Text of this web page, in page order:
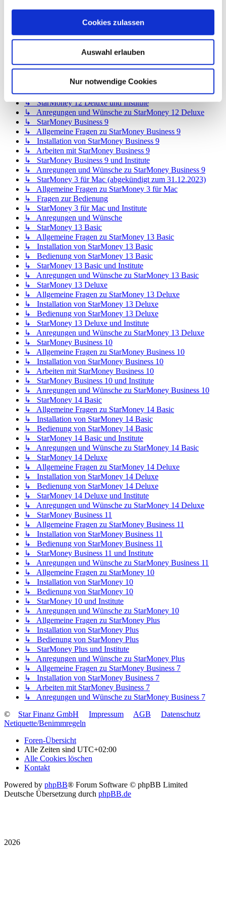
Cookies zulassen
Auswahl erlauben
Nur notwendige Cookies
↳ Installation von StarMoney 12 Basic
↳ Bedienung von StarMoney 12 Basic
↳ Anregungen und Wünsche zu StarMoney 12 Basic
↳ StarMoney 12 Deluxe
↳ Installation von StarMoney 12 Deluxe
↳ Bedienung von StarMoney 12 Deluxe
↳ StarMoney 12 Deluxe und Institute
↳ Anregungen und Wünsche zu StarMoney 12 Deluxe
↳ StarMoney Business 9
↳ Allgemeine Fragen zu StarMoney Business 9
↳ Installation von StarMoney Business 9
↳ Arbeiten mit StarMoney Business 9
↳ StarMoney Business 9 und Institute
↳ Anregungen und Wünsche zu StarMoney Business 9
↳ StarMoney 3 für Mac (abgekündigt zum 31.12.2023)
↳ Allgemeine Fragen zu StarMoney 3 für Mac
↳ Fragen zur Bedienung
↳ StarMoney 3 für Mac und Institute
↳ Anregungen und Wünsche
↳ StarMoney 13 Basic
↳ Allgemeine Fragen zu StarMoney 13 Basic
↳ Installation von StarMoney 13 Basic
↳ Bedienung von StarMoney 13 Basic
↳ StarMoney 13 Basic und Institute
↳ Anregungen und Wünsche zu StarMoney 13 Basic
↳ StarMoney 13 Deluxe
↳ Allgemeine Fragen zu StarMoney 13 Deluxe
↳ Installation von StarMoney 13 Deluxe
↳ Bedienung von StarMoney 13 Deluxe
↳ StarMoney 13 Deluxe und Institute
↳ Anregungen und Wünsche zu StarMoney 13 Deluxe
↳ StarMoney Business 10
↳ Allgemeine Fragen zu StarMoney Business 10
↳ Installation von StarMoney Business 10
↳ Arbeiten mit StarMoney Business 10
↳ StarMoney Business 10 und Institute
↳ Anregungen und Wünsche zu StarMoney Business 10
↳ StarMoney 14 Basic
↳ Allgemeine Fragen zu StarMoney 14 Basic
↳ Installation von StarMoney 14 Basic
↳ Bedienung von StarMoney 14 Basic
↳ StarMoney 14 Basic und Institute
↳ Anregungen und Wünsche zu StarMoney 14 Basic
↳ StarMoney 14 Deluxe
↳ Allgemeine Fragen zu StarMoney 14 Deluxe
↳ Installation von StarMoney 14 Deluxe
↳ Bedienung von StarMoney 14 Deluxe
↳ StarMoney 14 Deluxe und Institute
↳ Anregungen und Wünsche zu StarMoney 14 Deluxe
↳ StarMoney Business 11
↳ Allgemeine Fragen zu StarMoney Business 11
↳ Installation von StarMoney Business 11
↳ Bedienung von StarMoney Business 11
↳ StarMoney Business 11 und Institute
↳ Anregungen und Wünsche zu StarMoney Business 11
↳ Allgemeine Fragen zu StarMoney 10
↳ Installation von StarMoney 10
↳ Bedienung von StarMoney 10
↳ StarMoney 10 und Institute
↳ Anregungen und Wünsche zu StarMoney 10
↳ Allgemeine Fragen zu StarMoney Plus
↳ Installation von StarMoney Plus
↳ Bedienung von StarMoney Plus
↳ StarMoney Plus und Institute
↳ Anregungen und Wünsche zu StarMoney Plus
↳ Allgemeine Fragen zu StarMoney Business 7
↳ Installation von StarMoney Business 7
↳ Arbeiten mit StarMoney Business 7
↳ Anregungen und Wünsche zu StarMoney Business 7
©
Star Finanz GmbH Impressum AGB
Datenschutz
Netiquette/Benimmregeln
Foren-Übersicht
Alle Zeiten sind UTC+02:00
Alle Cookies löschen
Kontakt
Powered by phpBB® Forum Software © phpBB Limited
Deutsche Übersetzung durch phpBB.de
2026